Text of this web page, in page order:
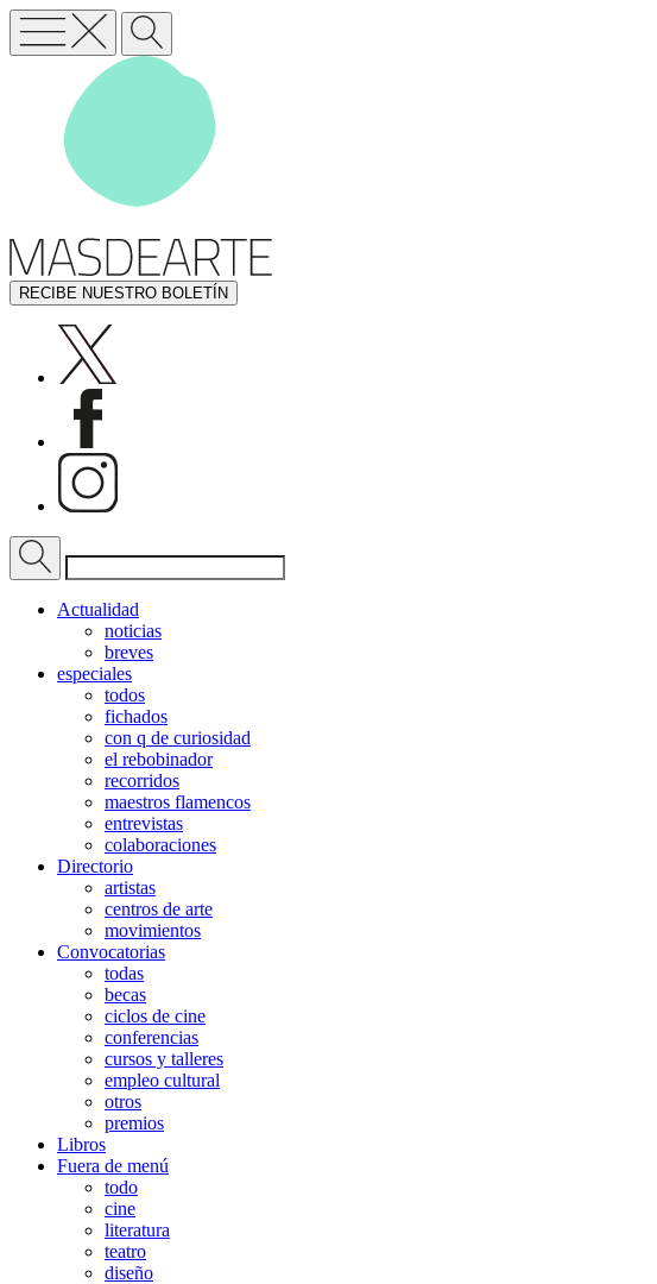
RECIBE NUESTRO BOLETÍN
Actualidad
noticias
breves
especiales
todos
fichados
con q de curiosidad
el rebobinador
recorridos
maestros flamencos
entrevistas
colaboraciones
Directorio
artistas
centros de arte
movimientos
Convocatorias
todas
becas
ciclos de cine
conferencias
cursos y talleres
empleo cultural
otros
premios
Libros
Fuera de menú
todo
cine
literatura
teatro
diseño